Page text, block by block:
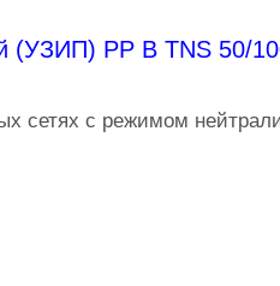
(УЗИП) PP B TNS 50/
сетях с режимом